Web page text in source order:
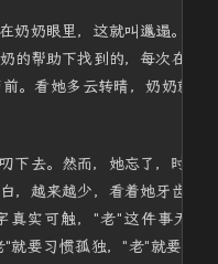
奶奶眼里，这就叫邋遢。因
的帮助下找到的，每次在她
。看她多云转晴，奶奶就恨
下去。然而，她忘了，时间
，越来越少，看着她牙齿掉
真实可触，"老"这件事无法
就要习惯孤独，"老"就要面